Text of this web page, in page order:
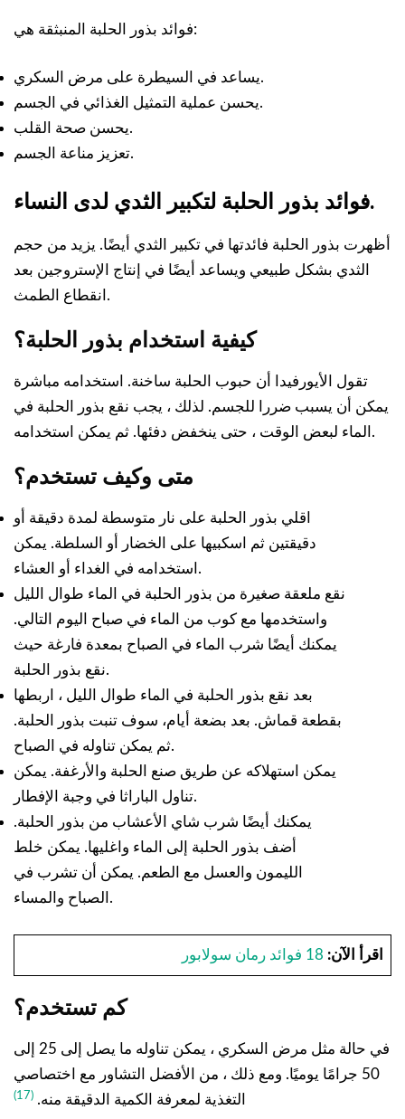
فوائد بذور الحلبة المنبثقة هي:
يساعد في السيطرة على مرض السكري.
يحسن عملية التمثيل الغذائي في الجسم.
يحسن صحة القلب.
تعزيز مناعة الجسم.
فوائد بذور الحلبة لتكبير الثدي لدى النساء.
أظهرت بذور الحلبة فائدتها في تكبير الثدي أيضًا. يزيد من حجم
الثدي بشكل طبيعي ويساعد أيضًا في إنتاج الإستروجين بعد
انقطاع الطمث.
كيفية استخدام بذور الحلبة؟
تقول الأيورفيدا أن حبوب الحلبة ساخنة. استخدامه مباشرة
يمكن أن يسبب ضررا للجسم. لذلك ، يجب نقع بذور الحلبة في
الماء لبعض الوقت ، حتى ينخفض دفئها. ثم يمكن استخدامه.
متى وكيف تستخدم؟
اقلي بذور الحلبة على نار متوسطة لمدة دقيقة أو
دقيقتين ثم اسكبيها على الخضار أو السلطة. يمكن
استخدامه في الغداء أو العشاء.
نقع ملعقة صغيرة من بذور الحلبة في الماء طوال الليل
واستخدمها مع كوب من الماء في صباح اليوم التالي.
يمكنك أيضًا شرب الماء في الصباح بمعدة فارغة حيث
نقع بذور الحلبة.
بعد نقع بذور الحلبة في الماء طوال الليل ، اربطها
بقطعة قماش. بعد بضعة أيام، سوف تنبت بذور الحلبة.
ثم يمكن تناوله في الصباح.
يمكن استهلاكه عن طريق صنع الحلبة والأرغفة. يمكن
تناول الباراثا في وجبة الإفطار.
يمكنك أيضًا شرب شاي الأعشاب من بذور الحلبة.
أضف بذور الحلبة إلى الماء واغليها. يمكن خلط
الليمون والعسل مع الطعم. يمكن أن تشرب في
الصباح والمساء.
اقرأ الآن: 18 فوائد رمان سولابور
كم تستخدم؟
في حالة مثل مرض السكري ، يمكن تناوله ما يصل إلى 25 إلى
50 جرامًا يوميًا. ومع ذلك ، من الأفضل التشاور مع اختصاصي
التغذية لمعرفة الكمية الدقيقة منه. (17)